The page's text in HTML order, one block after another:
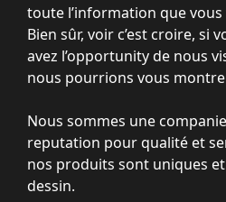
toute l’information que vous
Bien sûr, voir c’est croire, si
avez l’opportunity de nous
nous pourrions vous
Nous sommes une
reputation pour qualité et
nos produits sont uniques
dessin.